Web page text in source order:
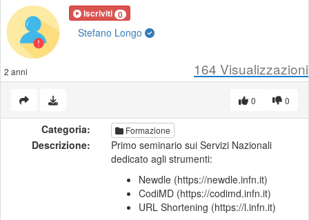
Iscriviti 0
Stefano Longo
2 anni 164 Visualizzazioni
0
0
Categoria: Formazione
Descrizione:
Primo seminario sui Servizi Nazionali
dedicato agli strumenti:
Newdle (https://newdle.infn.it)
CodiMD (https://codimd.infn.it)
URL Shortening (https://l.infn.it)